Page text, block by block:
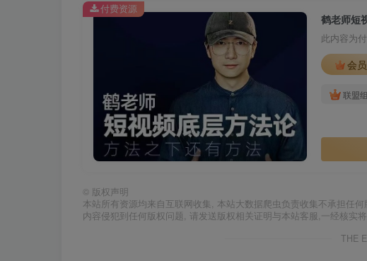
鹤老师短
此内容为
会
联盟
付费资源
© 版权声明
本站所有资源均来自互联网收集, 本站大数据爬虫负责收集不承担任
内容侵犯到任何版权问题, 请发送版权相关证明与本站客服,一经核实
THE